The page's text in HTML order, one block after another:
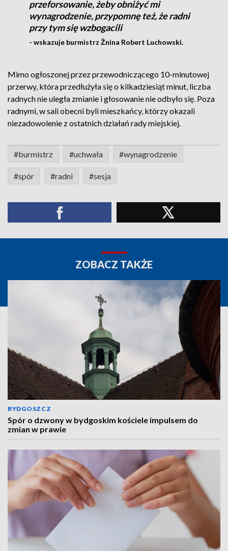
przeforsowanie, żeby obniżyć mi
wynagrodzenie, przypomnę też, że radni
przy tym się wzbogacili
- wskazuje burmistrz Żnina Robert Luchowski.
Mimo ogłoszonej przez przewodniczącego 10-minutowej
przerwy, która przedłużyła się o kilkadziesiąt minut, liczba
radnych nie uległa zmianie i głosowanie nie odbyło się. Poza
radnymi, w sali obecni byli mieszkańcy, którzy okazali
niezadowolenie z ostatnich działań rady miejskiej.
#burmistrz #uchwała #wynagrodzenie
#spór #radni #sesja
ZOBACZ TAKŻE
BYDGOSZCZ
Spór o dzwony w bydgoskim kościele impulsem do
zmian w prawie